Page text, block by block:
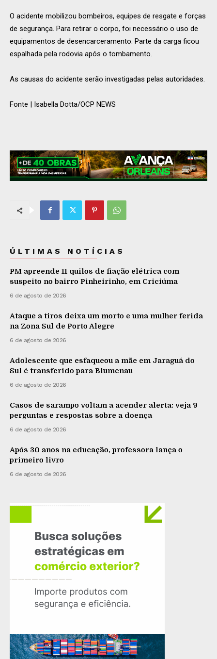
O acidente mobilizou bombeiros, equipes de resgate e forças
de segurança. Para retirar o corpo, foi necessário o uso de
equipamentos de desencarceramento. Parte da carga ficou
espalhada pela rodovia após o tombamento.
As causas do acidente serão investigadas pelas autoridades.
Fonte | Isabella Dotta/OCP NEWS
ÚLTIMAS NOTÍCIAS
PM apreende 11 quilos de fiação elétrica com
suspeito no bairro Pinheirinho, em Criciúma
6 de agosto de 2026
Ataque a tiros deixa um morto e uma mulher ferida
na Zona Sul de Porto Alegre
6 de agosto de 2026
Adolescente que esfaqueou a mãe em Jaraguá do
Sul é transferido para Blumenau
6 de agosto de 2026
Casos de sarampo voltam a acender alerta: veja 9
perguntas e respostas sobre a doença
6 de agosto de 2026
Após 30 anos na educação, professora lança o
primeiro livro
6 de agosto de 2026